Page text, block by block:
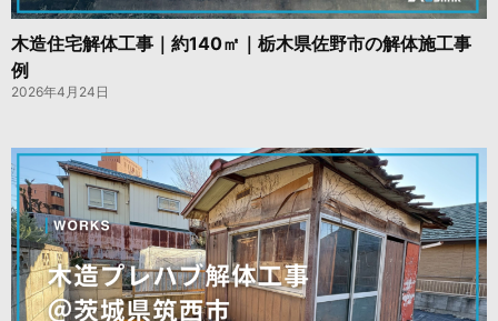
木造住宅解体工事｜約140㎡｜栃木県佐野市の解体施工事
例
2026年4月24日